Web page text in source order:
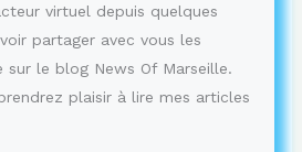
virtuel depuis quelques
partager avec vous les
le blog News Of Marseille.
plaisir à lire mes articles